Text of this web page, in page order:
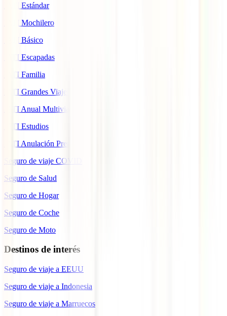
IATI Estándar
IATI Mochilero
IATI Básico
IATI Escapadas
IATI Familia
IATI Grandes Viajeros
IATI Anual Multiviaje
IATI Estudios
IATI Anulación Premium
Seguro de viaje COVID
Seguro de Salud
Seguro de Hogar
Seguro de Coche
Seguro de Moto
Destinos de interés
Seguro de viaje a EEUU
Seguro de viaje a Indonesia
Seguro de viaje a Marruecos